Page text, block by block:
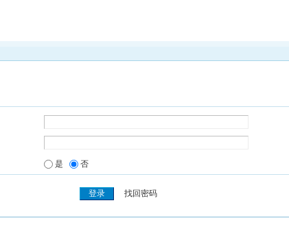
是 否
找回密码